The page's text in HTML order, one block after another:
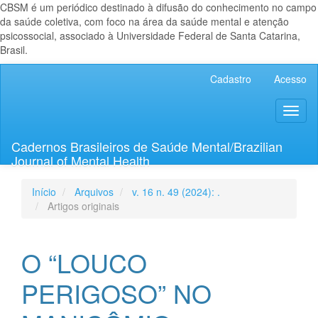
CBSM é um periódico destinado à difusão do conhecimento no campo
da saúde coletiva, com foco na área da saúde mental e atenção
psicossocial, associado à Universidade Federal de Santa Catarina,
Brasil.
Lateral
Cadastro Acesso
Cadernos Brasileiros de Saúde Mental/Brazilian
Journal of Mental Health
Início Arquivos
v. 16 n. 49 (2024): .
Artigos originais
O “LOUCO
PERIGOSO” NO